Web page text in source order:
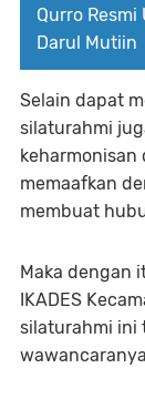
Qurro Resmi
Darul Mutiin
Selain dapat
silaturahmi
keharmonisan
memaafkan
membuat
Maka dengan
IKADES
silaturahmi ini
wawancaranya